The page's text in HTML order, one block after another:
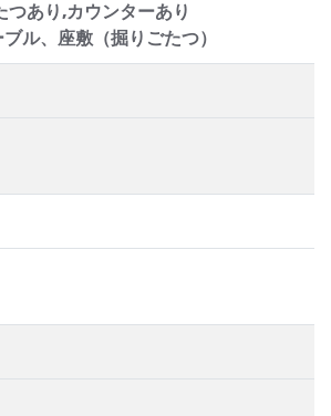
つあり,カウンターあり
ル、座敷（掘りごたつ）